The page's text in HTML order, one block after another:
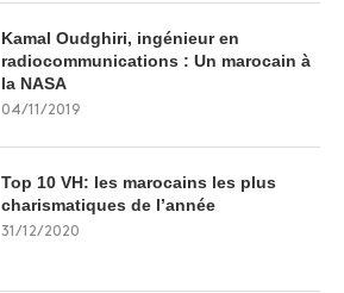
Kamal Oudghiri, ingénieur en
radiocommunications : Un marocain à
la NASA
04/11/2019
Top 10 VH: les marocains les plus
charismatiques de l’année
31/12/2020